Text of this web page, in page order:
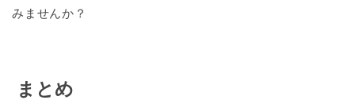
みませんか？
まとめ